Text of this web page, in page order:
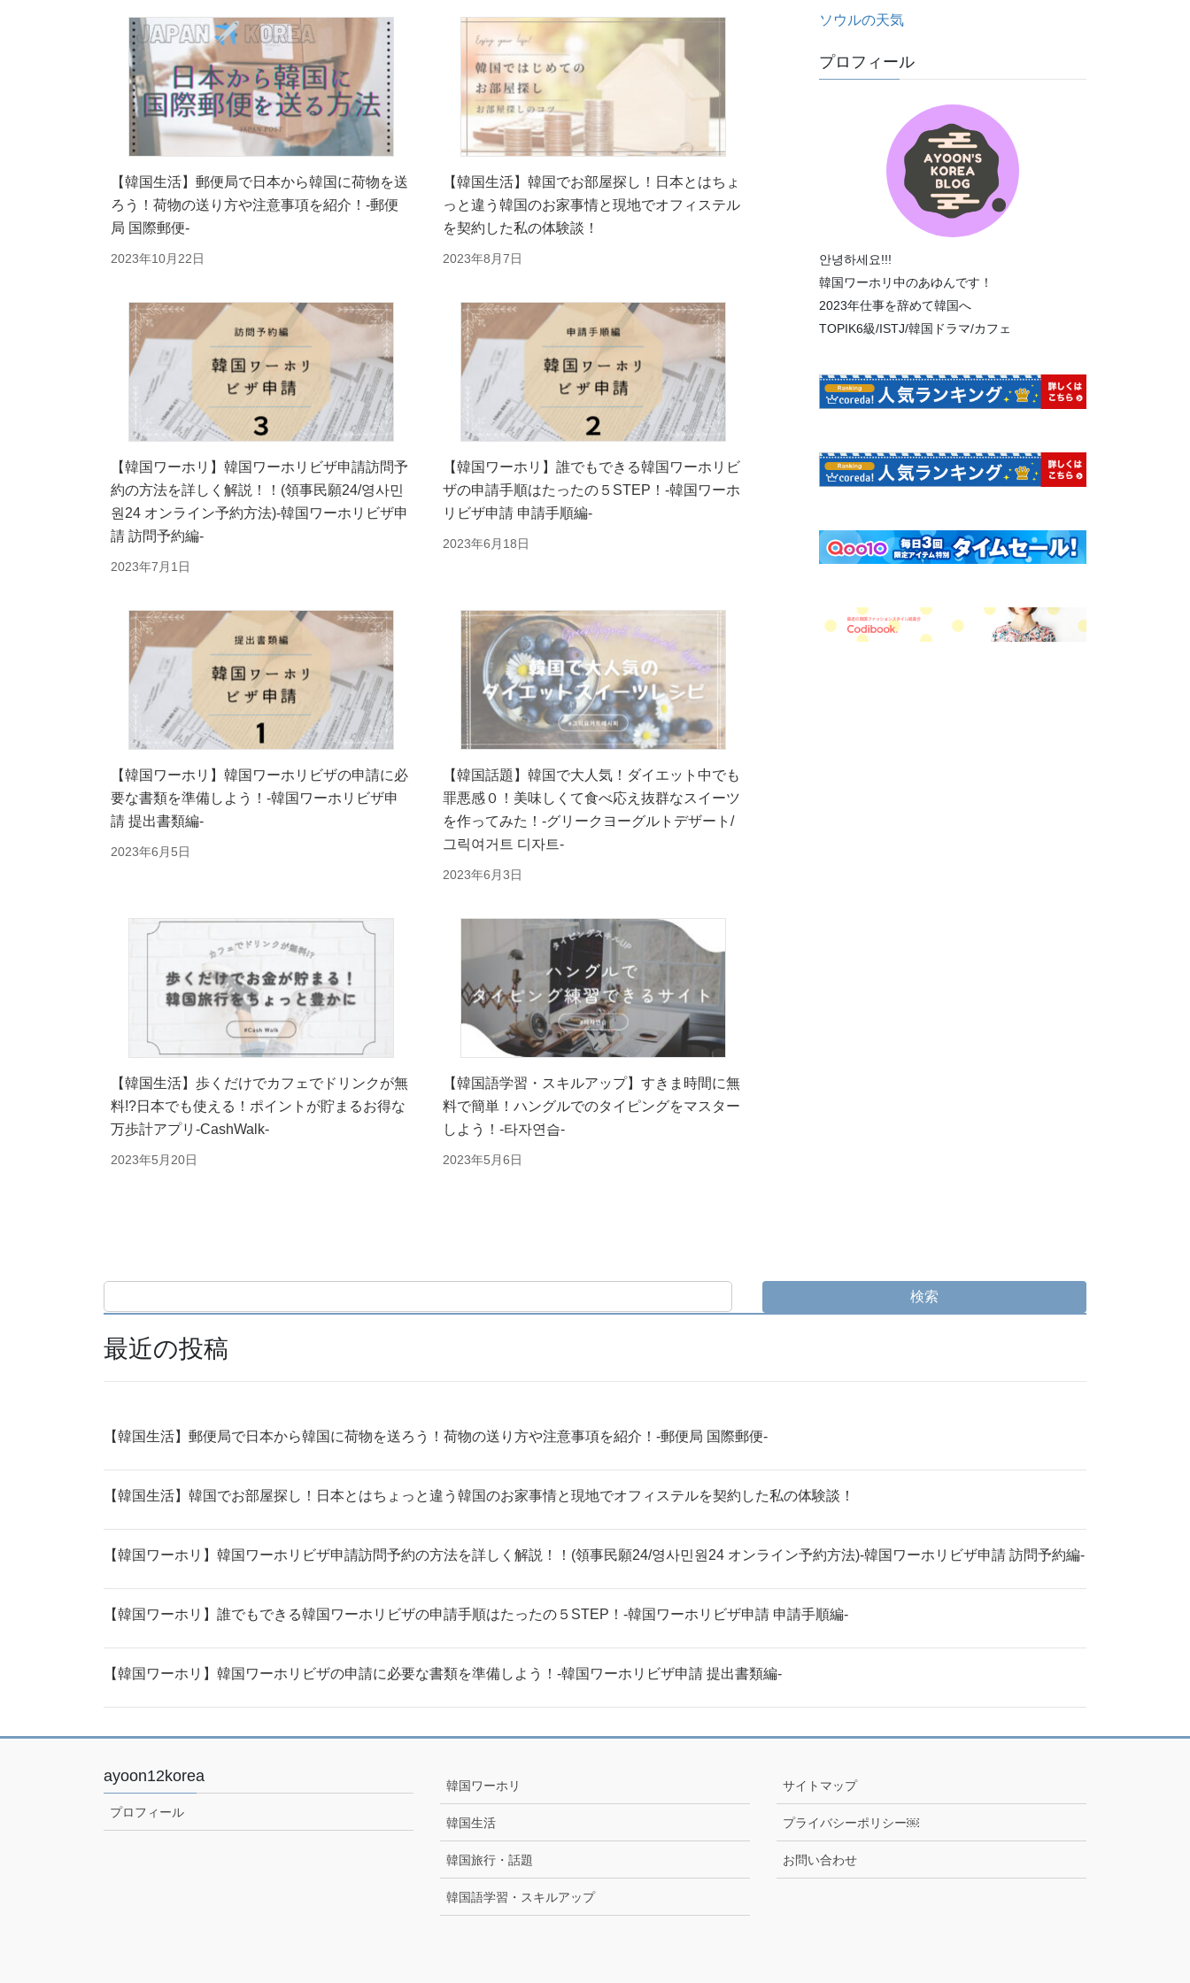
【韓国生活】郵便局で日本から韓国に荷物を送
ろう！荷物の送り方や注意事項を紹介！-郵便
局 国際郵便-
2023年10月22日
【韓国生活】韓国でお部屋探し！日本とはちょ
っと違う韓国のお家事情と現地でオフィステル
を契約した私の体験談！
2023年8月7日
【韓国ワーホリ】韓国ワーホリビザ申請訪問予
約の方法を詳しく解説！！(領事民願24/영사민
원24 オンライン予約方法)-韓国ワーホリビザ申
請 訪問予約編-
2023年7月1日
【韓国ワーホリ】誰でもできる韓国ワーホリビ
ザの申請手順はたったの５STEP！-韓国ワーホ
リビザ申請 申請手順編-
2023年6月18日
【韓国ワーホリ】韓国ワーホリビザの申請に必
要な書類を準備しよう！-韓国ワーホリビザ申
請 提出書類編-
2023年6月5日
【韓国話題】韓国で大人気！ダイエット中でも
罪悪感０！美味しくて食べ応え抜群なスイーツ
を作ってみた！-グリークヨーグルトデザート/
그릭여거트 디자트-
2023年6月3日
【韓国生活】歩くだけでカフェでドリンクが無
料!?日本でも使える！ポイントが貯まるお得な
万歩計アプリ-CashWalk-
2023年5月20日
【韓国語学習・スキルアップ】すきま時間に無
料で簡単！ハングルでのタイピングをマスター
しよう！-타자연습-
2023年5月6日
ソウルの天気
プロフィール
안녕하세요!!!
韓国ワーホリ中のあゆんです！
2023年仕事を辞めて韓国へ
TOPIK6級/ISTJ/韓国ドラマ/カフェ
検索
最近の投稿
【韓国生活】郵便局で日本から韓国に荷物を送ろう！荷物の送り方や注意事項を紹介！-郵便局 国際郵便-
【韓国生活】韓国でお部屋探し！日本とはちょっと違う韓国のお家事情と現地でオフィステルを契約した私の体験談！
【韓国ワーホリ】韓国ワーホリビザ申請訪問予約の方法を詳しく解説！！(領事民願24/영사민원24 オンライン予約方法)-韓国ワーホリビザ申請 訪問予約編-
【韓国ワーホリ】誰でもできる韓国ワーホリビザの申請手順はたったの５STEP！-韓国ワーホリビザ申請 申請手順編-
【韓国ワーホリ】韓国ワーホリビザの申請に必要な書類を準備しよう！-韓国ワーホリビザ申請 提出書類編-
ayoon12korea
プロフィール
韓国ワーホリ
韓国生活
韓国旅行・話題
韓国語学習・スキルアップ
サイトマップ
プライバシーポリシー￼
お問い合わせ